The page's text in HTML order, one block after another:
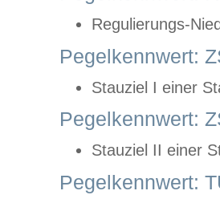
Regulierungs-
Pegelkennwert:
Stauziel I einer
Pegelkennwert:
Stauziel II einer
Pegelkennwert: